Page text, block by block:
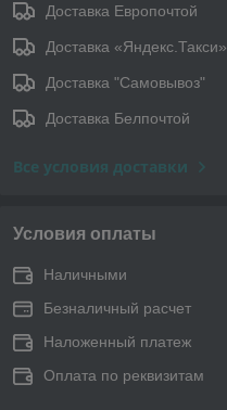
Доставка Европочтой
Доставка «Яндекс.Такси»
Доставка "Самовывоз"
Доставка Белпочтой
Все условия доставки
Условия оплаты
Наличными
Безналичный расчет
Наложенный платеж
Оплата по реквизитам